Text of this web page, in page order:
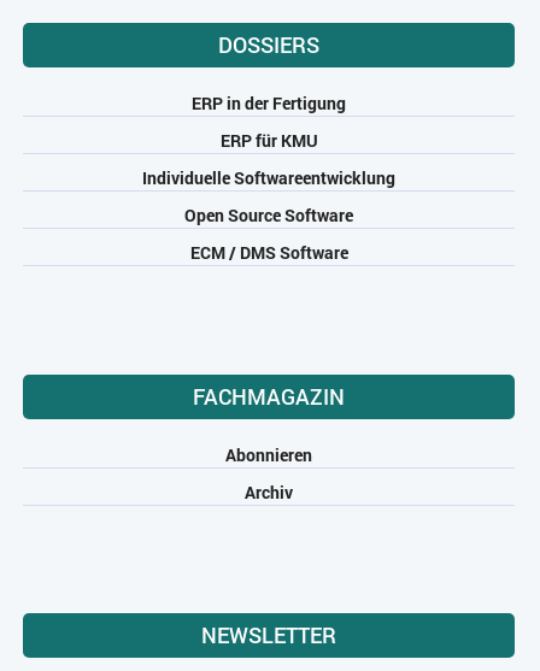
DOSSIERS
ERP in der Fertigung
ERP für KMU
Individuelle Softwareentwicklung
Open Source Software
ECM / DMS Software
FACHMAGAZIN
Abonnieren
Archiv
NEWSLETTER